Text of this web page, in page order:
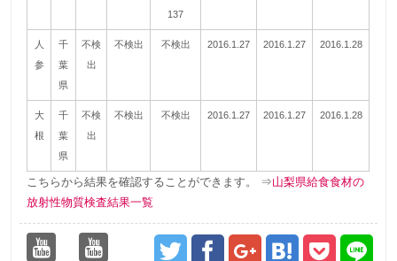
137
人
参
千
葉
県
不検
出
不検出 不検出 2016.1.27 2016.1.27 2016.1.28
大
根
千
葉
県
不検
出
不検出 不検出 2016.1.27 2016.1.27 2016.1.28
こちらから結果を確認することができます。 ⇒山梨県給食食材の
放射性物質検査結果一覧